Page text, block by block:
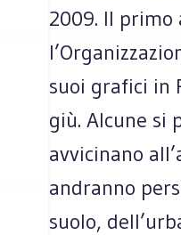
2009. Il primo
suoi grafici in
giù. Alcune si
avvicinano
andranno
suolo,